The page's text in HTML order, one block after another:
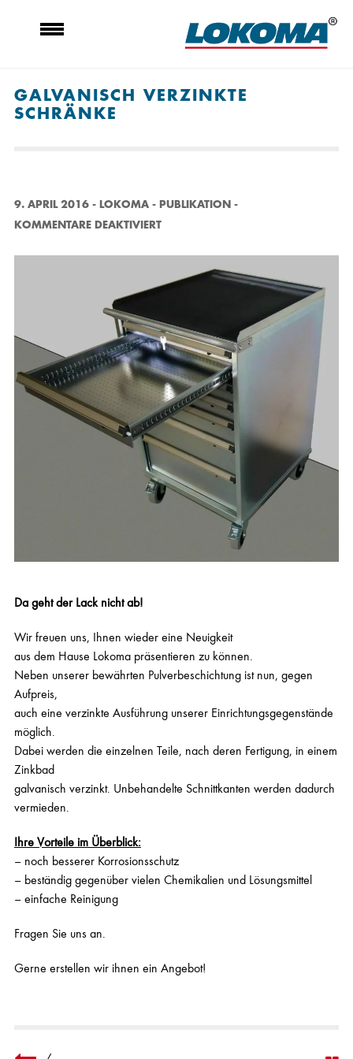
GALVANISCH VERZINKTE
SCHRÄNKE
9. APRIL 2016 - LOKOMA - PUBLIKATION -
KOMMENTARE DEAKTIVIERTF
L
N
I
S
C
H
V
E
R
Z
I
N
T
E
S
N
Da geht der Lack nicht ab!
Wir freuen uns, Ihnen wieder eine Neuigkeit
aus dem Hause Lokoma präsentieren zu können.
Neben unserer bewährten Pulverbeschichtung ist nun, gegen
Aufpreis,
auch eine verzinkte Ausführung unserer Einrichtungsgegenstände
möglich.
Dabei werden die einzelnen Teile, nach deren Fertigung, in einem
Zinkbad
galvanisch verzinkt. Unbehandelte Schnittkanten werden dadurch
vermieden.
Ihre Vorteile im Überblick:
– noch besserer Korrosionsschutz
– beständig gegenüber vielen Chemikalien und Lösungsmittel
– einfache Reinigung
Fragen Sie uns an.
Gerne erstellen wir ihnen ein Angebot!